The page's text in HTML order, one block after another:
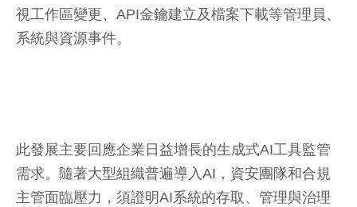
視工作區變更、API金鑰建立及檔案下載等管理員、
系統與資源事件。
此發展主要回應企業日益增長的生成式AI工具監管
需求。隨著大型組織普遍導入AI，資安團隊和合規
主管面臨壓力，須證明AI系統的存取、管理與治理